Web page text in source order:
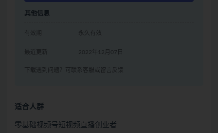
其他信息
有效期 永久有效
最近更新 2022年12月07日
下载遇到问题？可联系客服或留言反馈
适合人群
零基础视频号短视频直播创业者